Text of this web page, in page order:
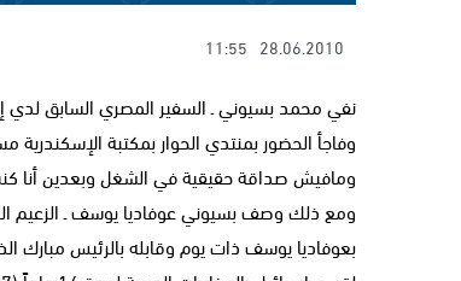
28.06.2010
11:55
نفي محمد بسيوني ـ السفير المصري السابق لدي
وفاجأ الحضور بمنتدي الحوار بمكتبة
ومافيش صداقة حقيقية في الشغل وبعدين أنا
ومع ذلك وصف بسيوني عوفاديا يوسف ـ الزعيم
بعوفاديا يوسف ذات يوم وقابله بالرئيس